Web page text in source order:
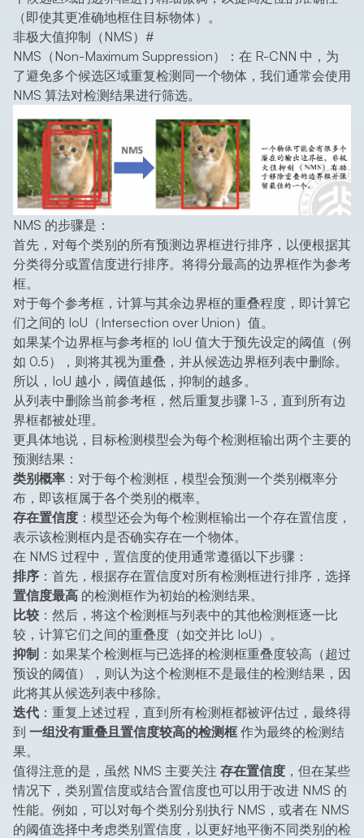
（即使其更准确地框住目标物体）。
非极大值抑制（NMS） #
NMS（Non-Maximum Suppression）：在 R-CNN 中，为
了避免多个候选区域重复检测同一个物体，我们通常会使用
NMS 算法对检测结果进行筛选。
NMS 的步骤是：
首先，对每个类别的所有预测边界框进行排序，以便根据其
分类得分或置信度进行排序。将得分最高的边界框作为参考
框。
对于每个参考框，计算与其余边界框的重叠程度，即计算它
们之间的 IoU（Intersection over Union）值。
如果某个边界框与参考框的 IoU 值大于预先设定的阈值（例
如 0.5），则将其视为重叠，并从候选边界框列表中删除。
所以，IoU 越小，阈值越低，抑制的越多。
从列表中删除当前参考框，然后重复步骤 1-3，直到所有边
界框都被处理。
更具体地说，目标检测模型会为每个检测框输出两个主要的
预测结果：
类别概率 ：对于每个检测框，模型会预测一个类别概率分
布，即该框属于各个类别的概率。
存在置信度 ：模型还会为每个检测框输出一个存在置信度，
表示该检测框内是否确实存在一个物体。
在 NMS 过程中，置信度的使用通常遵循以下步骤：
排序 ：首先，根据存在置信度对所有检测框进行排序，选择
置信度最高 的检测框作为初始的检测结果。
比较 ：然后，将这个检测框与列表中的其他检测框逐一比
较，计算它们之间的重叠度（如交并比 IoU）。
抑制 ：如果某个检测框与已选择的检测框重叠度较高（超过
预设的阈值），则认为这个检测框不是最佳的检测结果，因
此将其从候选列表中移除。
迭代 ：重复上述过程，直到所有检测框都被评估过，最终得
到 一组没有重叠且置信度较高的检测框作为最终的检测结
果。
值得注意的是，虽然 NMS 主要关注 存在置信度 ，但在某些
情况下，类别置信度或结合置信度也可以用于改进 NMS 的
性能。例如，可以对每个类别分别执行 NMS，或者在 NMS
的阈值选择中考虑类别置信度，以更好地平衡不同类别的检